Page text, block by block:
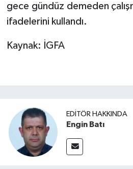
gece gündüz demeden
ifadelerini kullandı.
Kaynak: İGFA
EDITÖR HAKKINDA
Engin Batı